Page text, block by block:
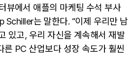
뷰에서 애플의 마케팅 수석 부사
Schiller는 말한다. “이제 우리만 남
있고, 우리 자신을 계속해서 재발
른 PC 산업보다 성장 속도가 훨씬